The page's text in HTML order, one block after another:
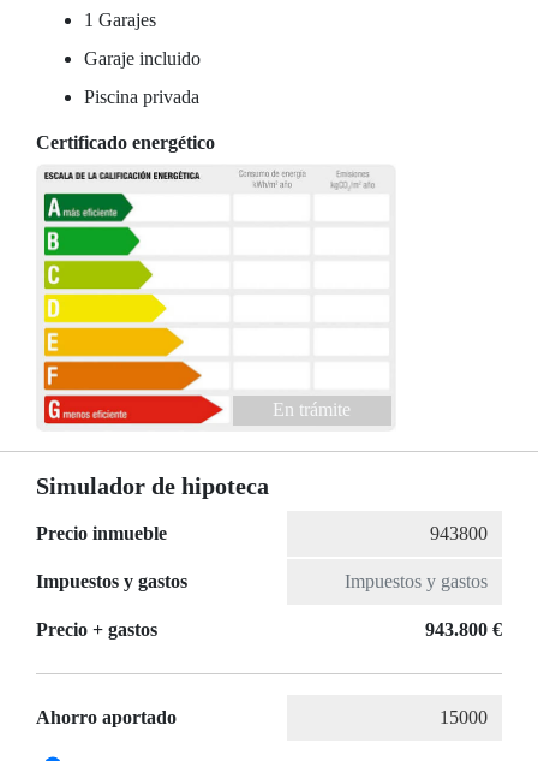
1 Garajes
Garaje incluido
Piscina privada
Certificado energético
En trámite
Simulador de hipoteca
Precio inmueble
Impuestos y gastos
Precio + gastos 943.800 €
Ahorro aportado